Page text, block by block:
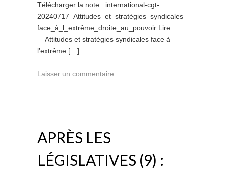
Télécharger la note : international-cgt-
20240717_Attitudes_et_stratégies_syndicales_
face_à_l_extrême_droite_au_pouvoir Lire :
Attitudes et stratégies syndicales face à
l’extrême […]
Laisser un commentaire
APRÈS LES
LÉGISLATIVES (9) :